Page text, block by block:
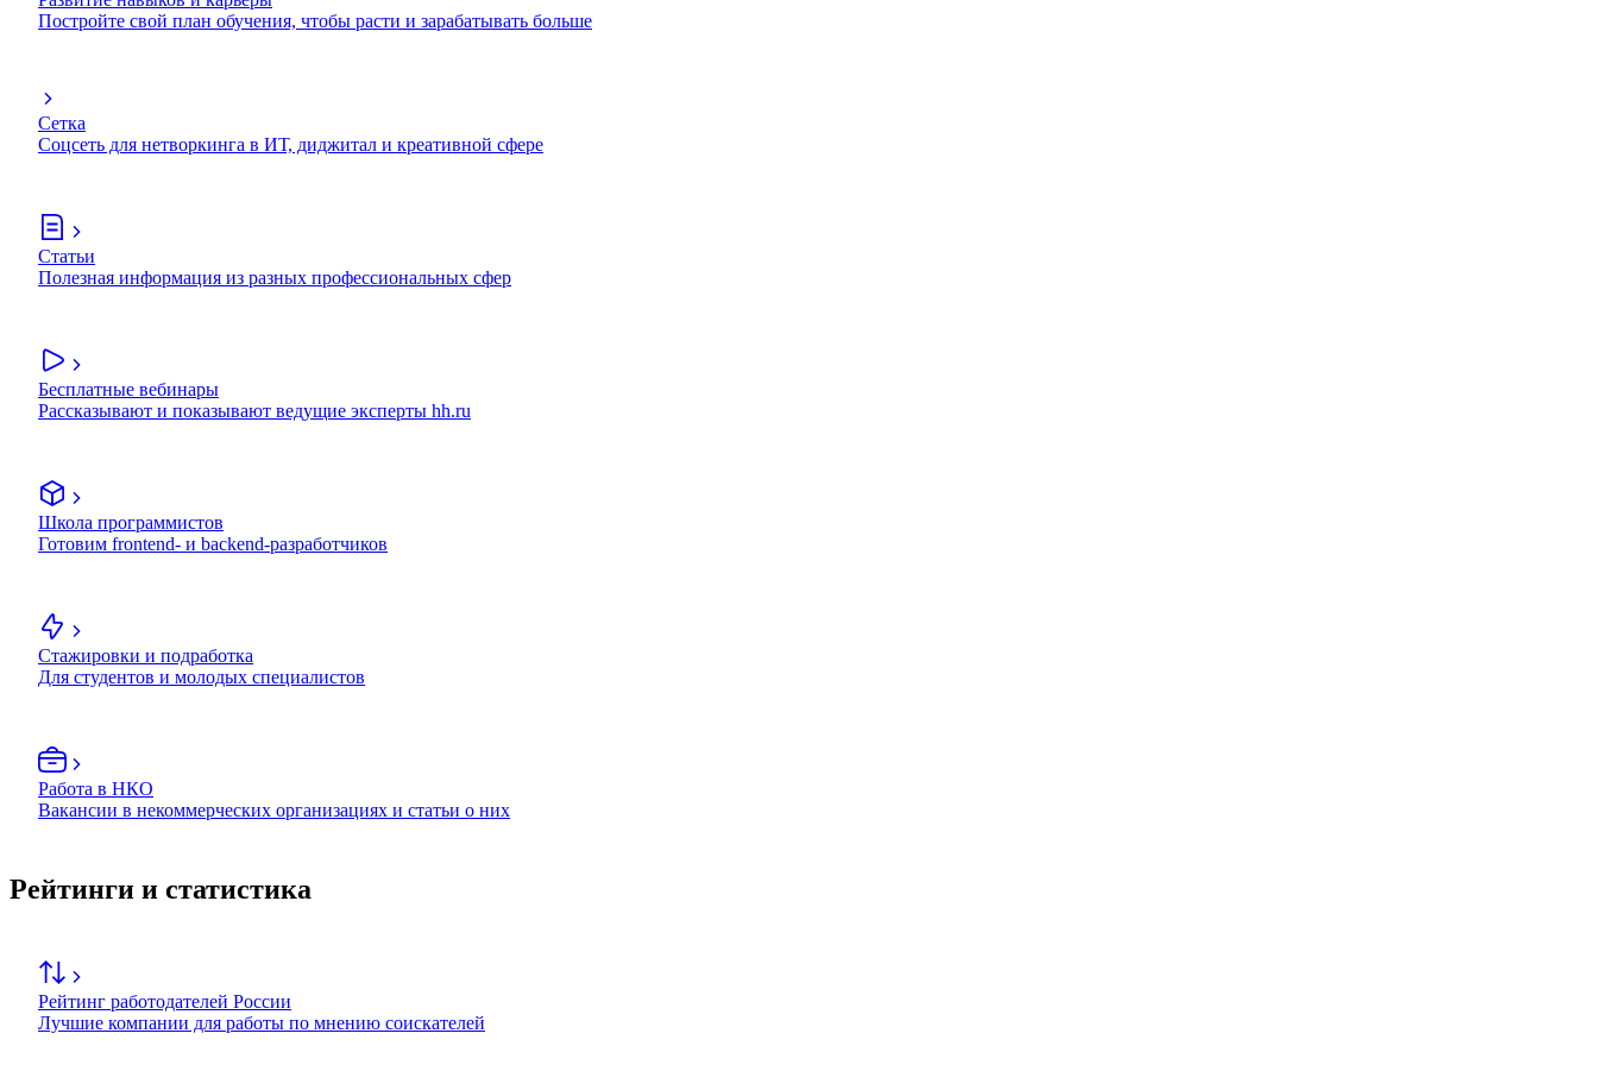
Постройте свой план обучения, чтобы расти и зарабатывать больше
Сетка
Соцсеть для нетворкинга в ИТ, диджитал и креативной сфере
Статьи
Полезная информация из разных профессиональных сфер
Бесплатные вебинары
Рассказывают и показывают ведущие эксперты hh.ru
Школа программистов
Готовим frontend- и backend-разработчиков
Стажировки и подработка
Для студентов и молодых специалистов
Работа в НКО
Вакансии в некоммерческих организациях и статьи о них
Рейтинги и статистика
Рейтинг работодателей России
Лучшие компании для работы по мнению соискателей